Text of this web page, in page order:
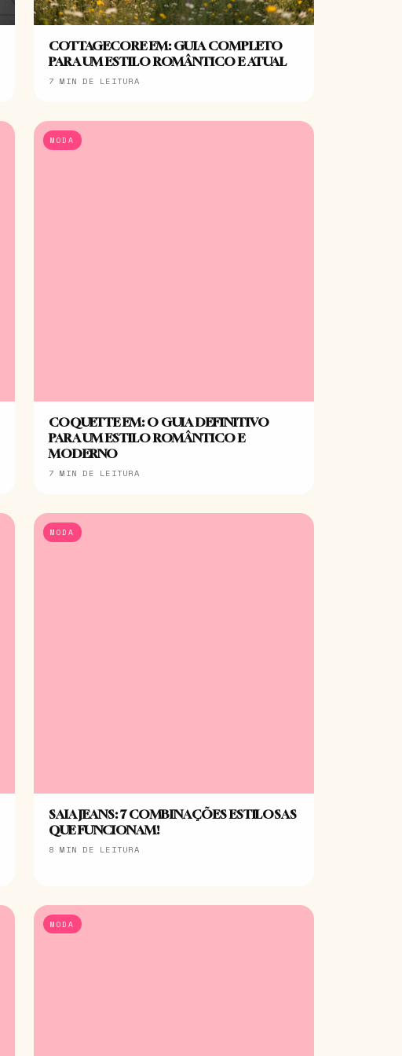
COTTAGECORE EM: GUIA COMPLETO
PARA UM ESTILO ROMÂNTICO E ATUAL
7 MIN DE LEITURA
MODA
COQUETTE EM: O GUIA DEFINITIVO
PARA UM ESTILO ROMÂNTICO E
MODERNO
7 MIN DE LEITURA
MODA
SAIA JEANS: 7 COMBINAÇÕES ESTILOSAS
QUE FUNCIONAM!
8 MIN DE LEITURA
MODA